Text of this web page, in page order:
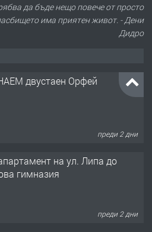
да бъде нещо повече от просто
има приятен живот. - Дени
Дидро
двустаен Орфей
преди 2 дни
на ул. Липа до
гимназия
преди 2 дни